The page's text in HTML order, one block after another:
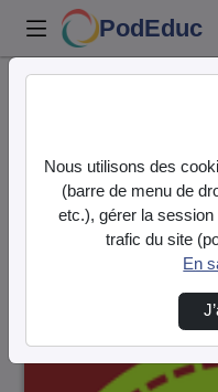
PodEduc
9 vidéos
Audio Vidéo
Direction de tri
Nous utilisons des
(barre de menu de
etc.), gérer la
trafic du site
En